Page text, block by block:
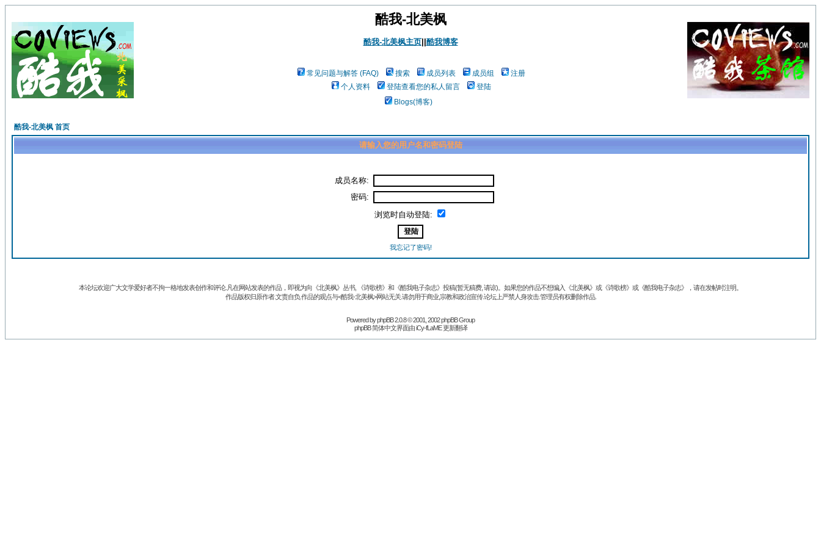
酷我-北美枫
酷我-北美枫主页|| 酷我博客
常见问题与解答 (FAQ) 搜索 成员列表 成员组
注册
个人资料
登陆查看您的私人留言
登陆
Blogs(博客)
酷我-北美枫 首页
请输入您的用户名和密码登陆
成员名称:
密码:
浏览时自动登陆:
我忘记了密码!
本论坛欢迎广大文学爱好者不拘一格地发表创作和评论.凡在网站发表的作品，即视为向《北美枫》丛书, 《诗歌榜》和《酷我电子杂志》投稿(暂无稿费, 请谅)。如果您的作品不想编入《北美枫》或《诗歌榜》或《酷我电子杂志》，请在发帖时注明。
作品版权归原作者.文责自负.作品的观点与<酷我-北美枫>网站无关.请勿用于商业,宗教和政治宣传.论坛上严禁人身攻击.管理员有权删除作品.
Powered byphpBB2.0.8 © 2001, 2002 phpBB Group
phpBB 简体中文界面由 iCy-fLaME 更新翻译